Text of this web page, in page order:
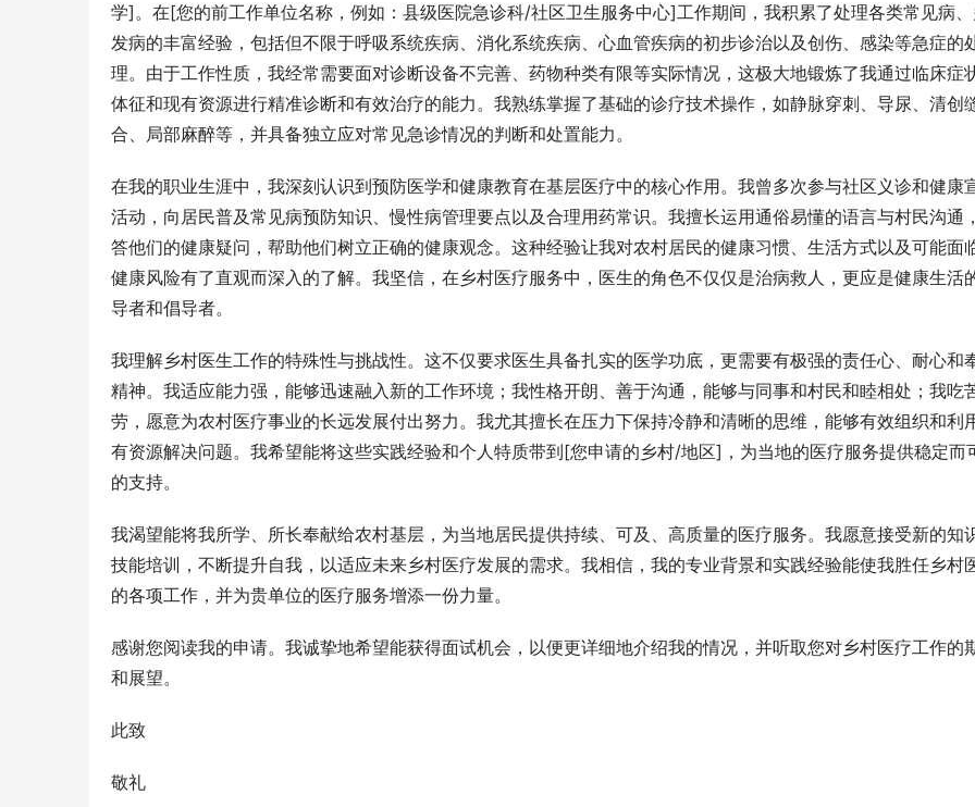
学]。在[您的前工作单位名称，例如：县级医院急诊科/社区卫生服务中心]工作期间，我积累了处理各类常见病
发病的丰富经验，包括但不限于呼吸系统疾病、消化系统疾病、心血管疾病的初步诊治以及创伤、感染等急症的
理。由于工作性质，我经常需要面对诊断设备不完善、药物种类有限等实际情况，这极大地锻炼了我通过临床症状
体征和现有资源进行精准诊断和有效治疗的能力。我熟练掌握了基础的诊疗技术操作，如静脉穿刺、导尿、清创
合、局部麻醉等，并具备独立应对常见急诊情况的判断和处置能力。
在我的职业生涯中，我深刻认识到预防医学和健康教育在基层医疗中的核心作用。我曾多次参与社区义诊和健康
活动，向居民普及常见病预防知识、慢性病管理要点以及合理用药常识。我擅长运用通俗易懂的语言与村民沟通
答他们的健康疑问，帮助他们树立正确的健康观念。这种经验让我对农村居民的健康习惯、生活方式以及可能面
健康风险有了直观而深入的了解。我坚信，在乡村医疗服务中，医生的角色不仅仅是治病救人，更应是健康生活
导者和倡导者。
我理解乡村医生工作的特殊性与挑战性。这不仅要求医生具备扎实的医学功底，更需要有极强的责任心、耐心和
精神。我适应能力强，能够迅速融入新的工作环境；我性格开朗、善于沟通，能够与同事和村民和睦相处；我吃
劳，愿意为农村医疗事业的长远发展付出努力。我尤其擅长在压力下保持冷静和清晰的思维，能够有效组织和利
有资源解决问题。我希望能将这些实践经验和个人特质带到[您申请的乡村/地区]，为当地的医疗服务提供稳定而
的支持。
我渴望能将我所学、所长奉献给农村基层，为当地居民提供持续、可及、高质量的医疗服务。我愿意接受新的知
技能培训，不断提升自我，以适应未来乡村医疗发展的需求。我相信，我的专业背景和实践经验能使我胜任乡村
的各项工作，并为贵单位的医疗服务增添一份力量。
感谢您阅读我的申请。我诚挚地希望能获得面试机会，以便更详细地介绍我的情况，并听取您对乡村医疗工作的
和展望。
此致
敬礼